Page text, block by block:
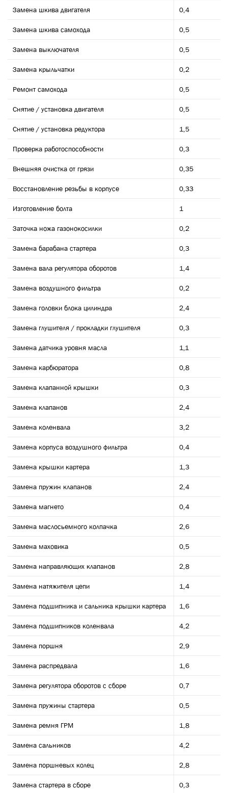
Замена шкива двигателя 0,4
Замена шкива самохода 0,5
Замена выключателя 0,5
Замена крыльчатки 0,2
Ремонт самохода 0,5
Снятие / установка двигателя 0,5
Снятие / установка редуктора 1,5
Проверка работоспособности 0,3
Внешняя очистка от грязи 0,35
Восстановление резьбы в корпусе 0,33
Изготовление болта 1
Заточка ножа газонокосилки 0,2
Замена барабана стартера 0,3
Замена вала регулятора оборотов 1,4
Замена воздушного фильтра 0,2
Замена головки блока цилиндра 2,4
Замена глушителя / прокладки глушителя 0,3
Замена датчика уровня масла 1,1
Замена карбюратора 0,8
Замена клапанной крышки 0,3
Замена клапанов 2,4
Замена коленвала 3,2
Замена корпуса воздушного фильтра 0,4
Замена крышки картера 1,3
Замена пружин клапанов 2,4
Замена магнето 0,4
Замена маслосьемного колпачка 2,6
Замена маховика 0,5
Замена направляющих клапанов 2,8
Замена натяжителя цепи 1,4
Замена подшипника и сальника крышки картера 1,6
Замена подшипников коленвала 4,2
Замена поршня 2,9
Замена распредвала 1,6
Замена регулятора оборотов с сборе 0,7
Замена пружины стартера 0,5
Замена ремня ГРМ 1,8
Замена сальников 4,2
Замена поршневых колец 2,8
Замена стартера в сборе 0,3